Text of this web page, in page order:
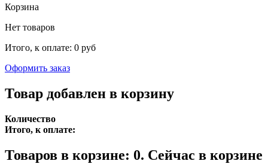
Корзина
Нет товаров
Итого, к оплате: 0 руб
Оформить заказ
Товар добавлен в корзину
Количество
Итого, к оплате:
Товаров в корзине: 0. Сейчас в корзине